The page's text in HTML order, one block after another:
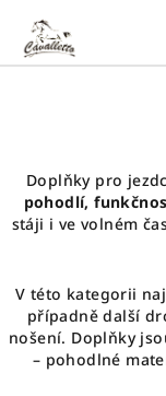
obsah
Doplňky pro
pohodlí,
stáji i ve volném
V této kategorii
případně další
nošení. Doplňky
– pohodlné